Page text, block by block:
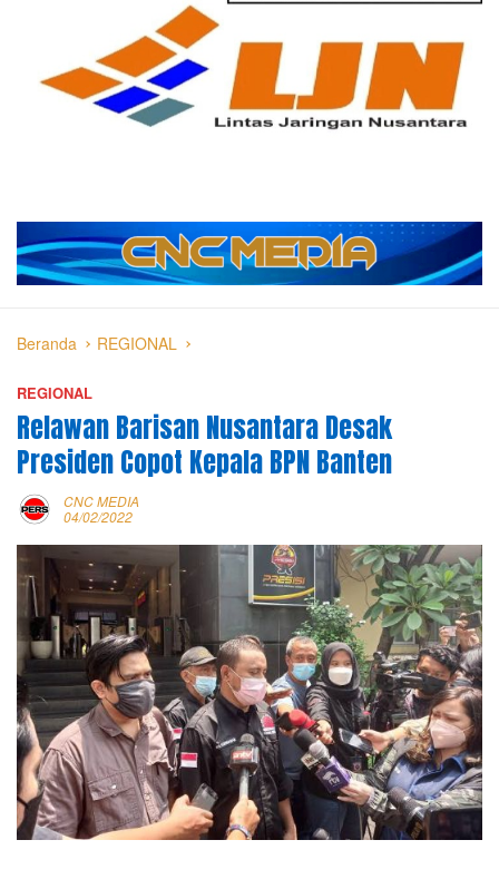
Beranda REGIONAL
REGIONAL
Relawan Barisan Nusantara Desak
Presiden Copot Kepala BPN Banten
CNC MEDIA
04/02/2022